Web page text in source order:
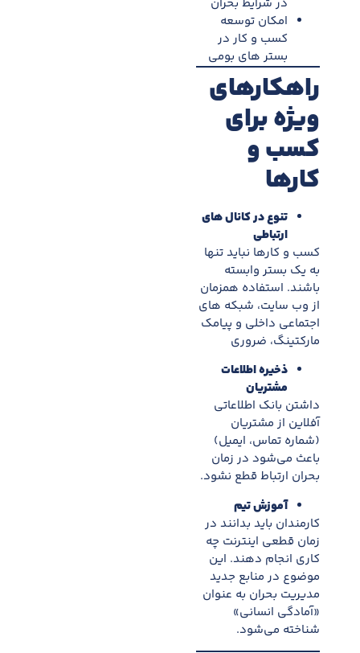
امکان توسعه
کسب و کار در
بستر های بومی
راهکارهای
ويژه برای
کسب و
کارها
تنوع در کانال های
ارتباطی
کسب و کارها نبايد تنها
به يک بستر وابسته
باشند. استفاده همزمان
از وب سایت، شبکه های
اجتماعی داخلی و پیامک
مارکتینگ، ضروری
ذخيره اطلاعات
مشتریان
داشتن بانک اطلاعاتی
آفلاین از مشتریان
(شماره تماس، ايميل)
باعث می‌شود در زمان
بحران ارتباط قطع نشود.
آموزش تيم
کارمندان بايد بدانند در
زمان قطعی اینترنت چه
کاری انجام دهند. اين
موضوع در منابع جديد
مديريت بحران به عنوان
«آمادگی انسانی»
شناخته می‌شود.